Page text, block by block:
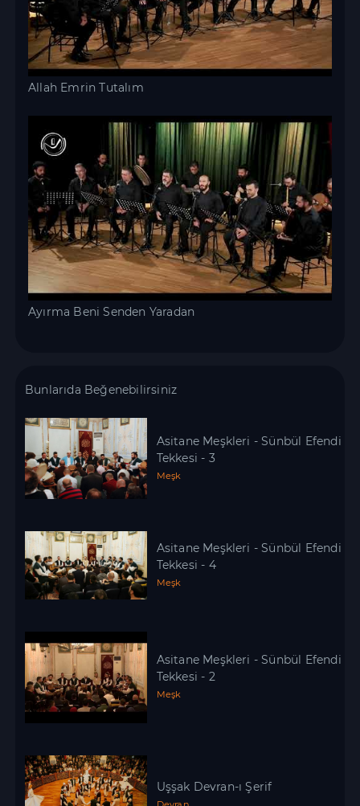
Allah Emrin Tutalım
Ayırma Beni Senden Yaradan
Bunlarıda Beğenebilirsiniz
Asitane Meşkleri - Sünbül Efendi
Tekkesi - 3
Meşk
Asitane Meşkleri - Sünbül Efendi
Tekkesi - 4
Meşk
Asitane Meşkleri - Sünbül Efendi
Tekkesi - 2
Meşk
Uşşak Devran-ı Şerif